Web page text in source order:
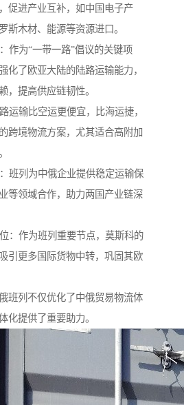
促进产业互补，如中国电子产
斯木材、能源等资源进口。
作为“一带一路”倡议的关键项
化了欧亚大陆的陆路运输能力，
，提高供应链韧性。
运输比空运更便宜，比海运捷，
跨境物流方案，尤其适合高附加
班列为中俄企业提供稳定运输保
等领域合作，助力两国产业链深
：作为班列重要节点，莫斯科的
引更多国际货物中转，巩固其欧
班列不仅优化了中俄贸易物流体
化提供了重要助力。